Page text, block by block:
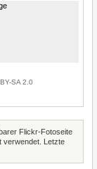
SA 2.0
Flickr-Fotoseite
verwendet. Letzte